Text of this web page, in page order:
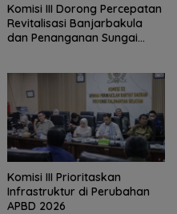
‎Komisi III Dorong Percepatan
Revitalisasi Banjarbakula
dan Penanganan Sungai
‎Komisi III Prioritaskan
Infrastruktur di Perubahan
APBD 2026